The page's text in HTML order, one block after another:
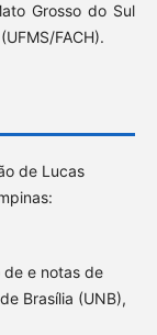
Grosso do Sul
FACH).
de Lucas
de e notas de
Brasília (UNB),